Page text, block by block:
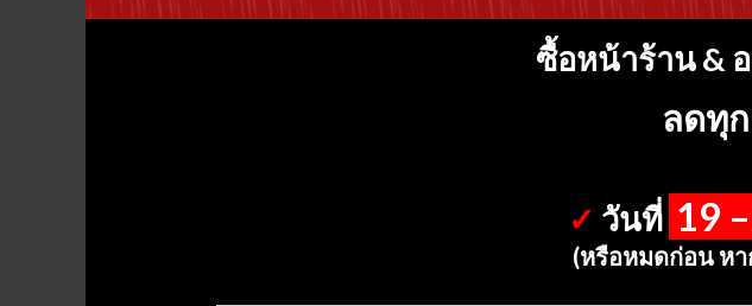
ซื้อหน้าร้าน &
ลดทุ
✓ วันที่ 19
(หรือหมดก่อน ห